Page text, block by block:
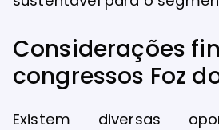
Considerações
congressos Foz
Existem diversas